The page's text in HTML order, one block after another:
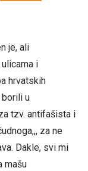
je, ali
i
hrvatskih
u
tzv. antifašista i
za ne
Dakle, svi mi
mašu